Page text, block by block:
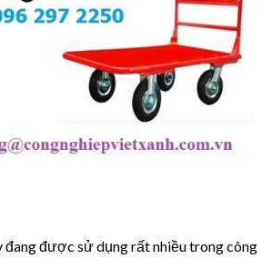
đang được sử dụng rất nhiều trong công